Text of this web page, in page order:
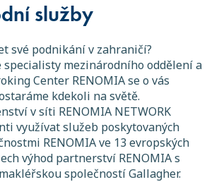
služby
své podnikání v zahraničí?
specialisty mezinárodního oddělení a
Center RENOMIA se o vás
kdekoli na světě.
v síti RENOMIA NETWORK
využívat služeb poskytovaných
RENOMIA ve 13 evropských
výhod partnerství RENOMIA s
společností Gallagher.